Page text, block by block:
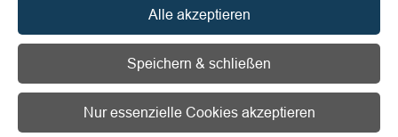
Alle akzeptieren
Speichern & schließen
Nur essenzielle Cookies akzeptieren
Technologische Trends
Ist mein Verein
Sponsoring-“technisch” noch up to
date?